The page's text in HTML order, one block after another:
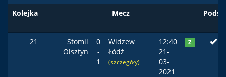
Kolejka Mecz Podst
21
Stomil
Olsztyn
0
-
1
Widzew
Łódź
(szczegóły)
12:40
21-
03-
2021
Z